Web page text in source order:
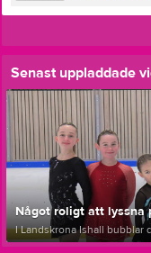
Senast uppladdade
Något roligt att lyssna
I Landskrona Ishall bubblar